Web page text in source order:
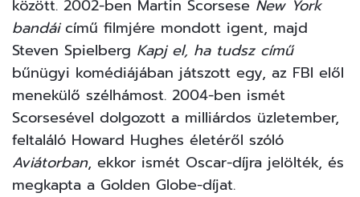
között. 2002-ben Martin Scorsese New York
bandáicímű filmjére mondott igent, majd
Steven Spielberg Kapj el, ha tudsz című
bűnügyi komédiájában játszott egy, az FBI elől
menekülő szélhámost. 2004-ben ismét
Scorsesével dolgozott a milliárdos üzletember,
feltaláló Howard Hughes életéről szóló
Aviátorban, ekkor ismét Oscar-díjra jelölték, és
megkapta a Golden Globe-díjat.